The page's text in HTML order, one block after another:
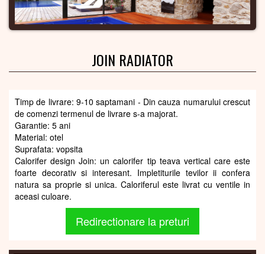
JOIN RADIATOR
Timp de livrare: 9-10 saptamani - Din cauza numarului crescut
de comenzi termenul de livrare s-a majorat.
Garantie: 5 ani
Material: otel
Suprafata: vopsita
Calorifer design Join: un calorifer tip teava vertical care este
foarte decorativ si interesant. Impletiturile tevilor ii confera
natura sa proprie si unica. Caloriferul este livrat cu ventile in
aceasi culoare.
Redirectionare la preturi